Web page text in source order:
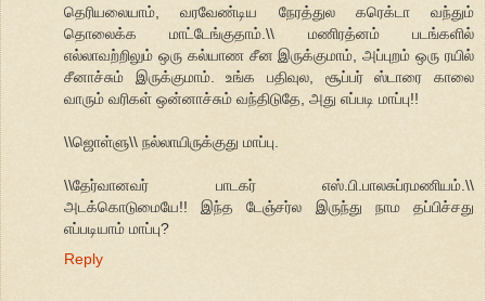
தெரியலையாம், வரவேண்டிய நேரத்துல கரெக்டா வந்தும்
தொலைக்க மாட்டேங்குதாம்.\\ மணிரத்னம் படங்களில்
எல்லாவற்றிலும் ஒரு கல்யாண சீன இருக்குமாம், அப்புறம் ஒரு ரயில்
சீனாச்சும் இருக்குமாம். உங்க பதிவுல, சூப்பர் ஸ்டாரை காலை
வாரும் வரிகள் ஒன்னாச்சும் வந்திடுதே, அது எப்படி மாப்பு!!
\\ஜொள்ளு\\ நல்லாயிருக்குது மாப்பு.
\\தேர்வானவர் பாடகர் எஸ்.பி.பாலசுப்ரமணியம்.\\
அடக்கொடுமையே!! இந்த டேஞ்சர்ல இருந்து நாம தப்பிச்சது
எப்படியாம் மாப்பு?
Reply